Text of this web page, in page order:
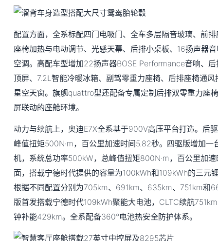
配置方面，全系标配四门电吸门、全车多层隔音玻璃、前
座椅加热与电动调节、光感天幕、后排小桌板、16扬声器
空调。高配车型增加22扬声器BOSE Performance音响、
顶屏、7.2L智能冷暖冰箱、副驾零重力座椅、后排座椅通
星空天窗。旗舰quattro型还配备专属定制后排双零重力座
屏联动的座舱环境。
动力与续航上，奥迪E7X全系基于900V高压平台打造。后
峰值扭矩500N·m，百公里加速时间5.82秒。四驱版增加
机，系统总功率500kW，总峰值扭矩800N·m，百公里加
面，搭载宁德时代提供的容量为100kWh和109kWh的三元
根据不同配置分别为705km、691km、635km、751km和
版首发搭载宁德时代109kWh聚能大电池，CLTC续航
钟补能429km。全系配备360°电池热安全防护体系。